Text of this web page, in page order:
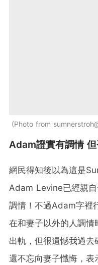
Photo from
Adam證實有調情
網民得知後以為這是
Adam Levine已經親
調情！不過Adam字裡
在和妻子以外的人調
出軌，但很遺憾我過
還不忘向妻子懺悔，